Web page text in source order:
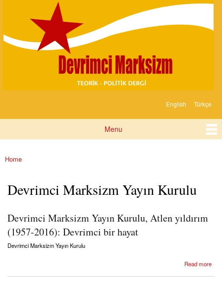
content
Marksizm
English Türkçe
Menu
You are here
Home
Devrimci Marksizm Yayın Kurulu
Devrimci Marksizm Yayın Kurulu, Atlen yıldırım
(1957-2016): Devrimci bir hayat
Devrimci Marksizm Yayın Kurulu
Read more
about Devrimci Marksizm Yayın Kurulu, Atlen yıldırım (1957-2016): Devrimci bir hayat